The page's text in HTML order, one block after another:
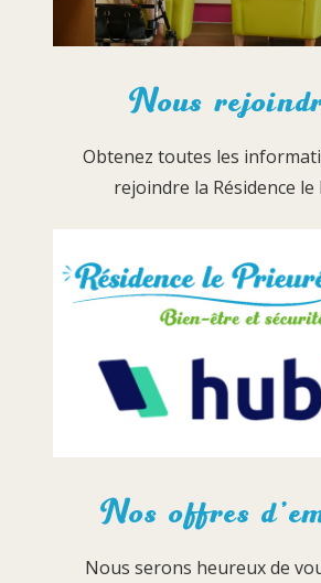
Nous
Obtenez toutes les
rejoindre la Résidence le
Nos offres
Nous serons heureux de